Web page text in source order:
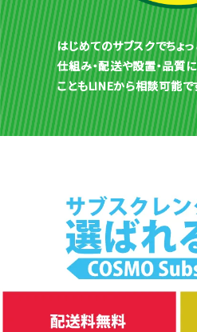
はじめてのサブスクでちょっ
仕組み・配送や設置・品質に
こともLINEから相談可能で